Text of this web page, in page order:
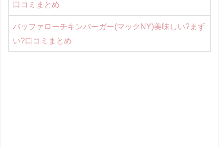
口コミまとめ
バッファローチキンバーガー(マックNY)美味しい?まず
い?口コミまとめ